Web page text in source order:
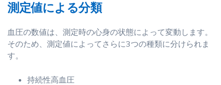
測定値による分類
血圧の数値は、測定時の心身の状態によって変動します。
そのため、測定値によってさらに3つの種類に分けられま
す。
持続性高血圧